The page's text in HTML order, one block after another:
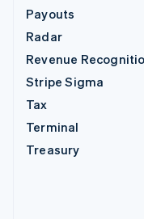
Payouts
Radar
Revenue
Stripe Sigma
Tax
Terminal
Treasury